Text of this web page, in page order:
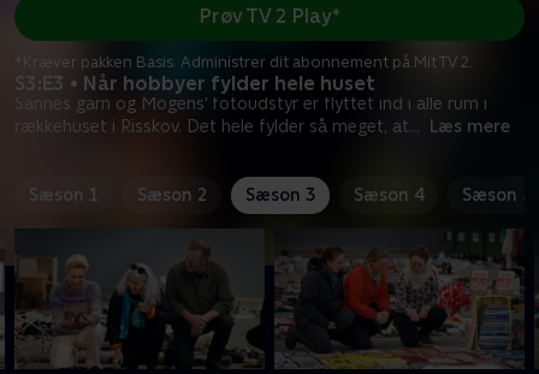
S3:E3 • Når hobbyer fylder hele huset
Sannes garn og Mogens' fotoudstyr er flyttet ind i alle rum i
rækkehuset i Risskov. Det hele fylder så meget, at... Læs mere
Prøv TV 2 Play*
*Kræver pakken Basis. Administrer dit abonnement på Mit TV 2.
Sæson 1 Sæson 2 Sæson 3 Sæson 4 Sæson 5